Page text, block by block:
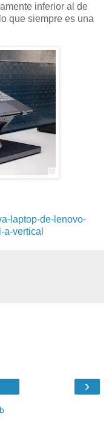
inferior al de
que siempre es una
laptop-de-lenovo-
vertical
›